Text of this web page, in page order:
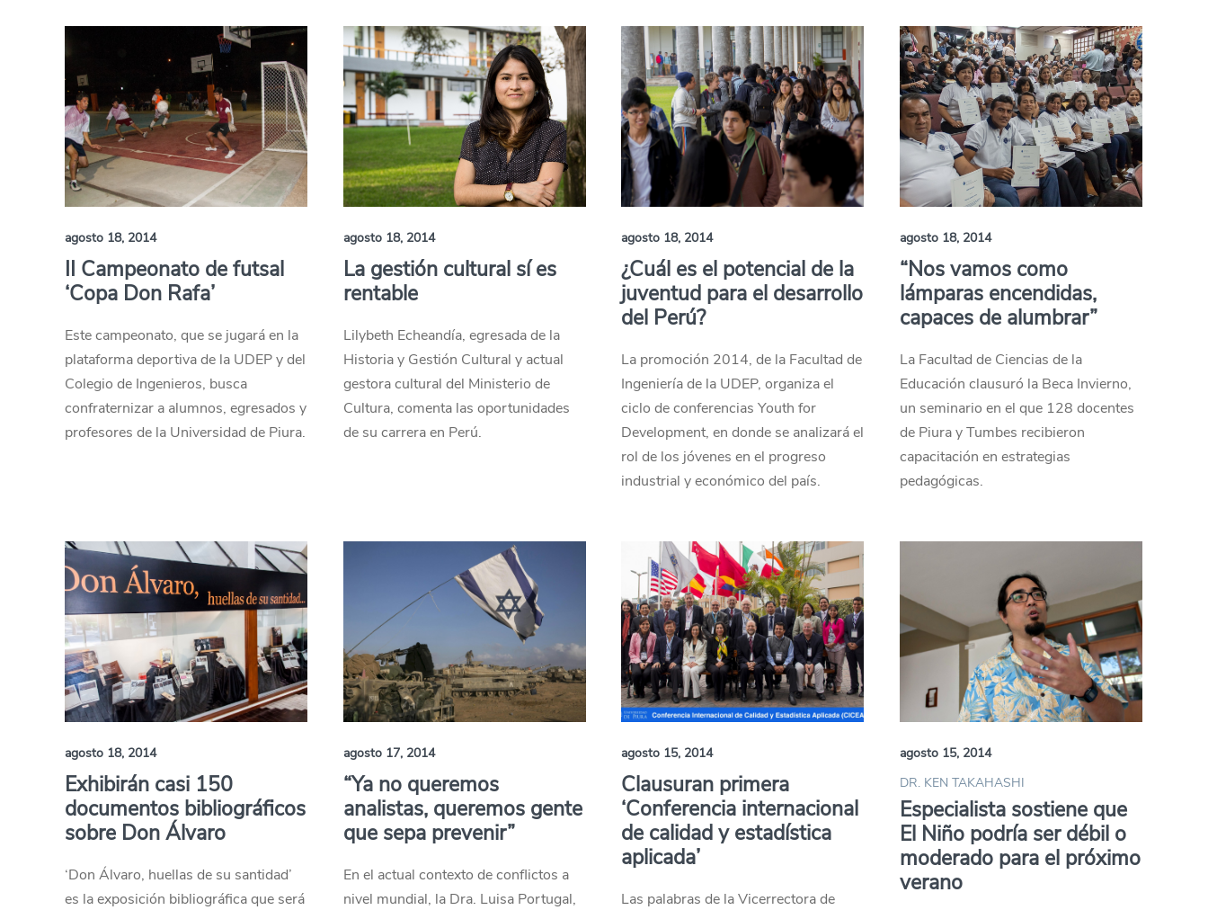
agosto 18, 2014
II Campeonato de futsal
‘Copa Don Rafa’
Este campeonato, que se jugará en la
plataforma deportiva de la UDEP y del
Colegio de Ingenieros, busca
confraternizar a alumnos, egresados y
profesores de la Universidad de Piura.
agosto 18, 2014
La gestión cultural sí es
rentable
Lilybeth Echeandía, egresada de la
Historia y Gestión Cultural y actual
gestora cultural del Ministerio de
Cultura, comenta las oportunidades
de su carrera en Perú.
agosto 18, 2014
¿Cuál es el potencial de la
juventud para el desarrollo
del Perú?
La promoción 2014, de la Facultad de
Ingeniería de la UDEP, organiza el
ciclo de conferencias Youth for
Development, en donde se analizará el
rol de los jóvenes en el progreso
industrial y económico del país.
agosto 18, 2014
“Nos vamos como
lámparas encendidas,
capaces de alumbrar”
La Facultad de Ciencias de la
Educación clausuró la Beca Invierno,
un seminario en el que 128 docentes
de Piura y Tumbes recibieron
capacitación en estrategias
pedagógicas.
agosto 18, 2014
Exhibirán casi 150
documentos bibliográficos
sobre Don Álvaro
‘Don Álvaro, huellas de su santidad’
es la exposición bibliográfica que será
agosto 17, 2014
“Ya no queremos
analistas, queremos gente
que sepa prevenir”
En el actual contexto de conflictos a
nivel mundial, la Dra. Luisa Portugal,
agosto 15, 2014
Clausuran primera
‘Conferencia internacional
de calidad y estadística
aplicada’
Las palabras de la Vicerrectora de
agosto 15, 2014
DR. KEN TAKAHASHI
Especialista sostiene que
El Niño podría ser débil o
moderado para el próximo
verano